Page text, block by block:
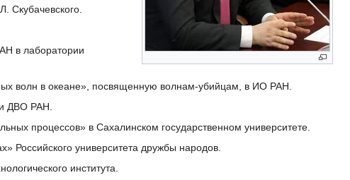
Скубачевского.
в лаборатории
волн в океане», посвященную волнам-убийцам, в ИО РАН.
ДВО РАН.
процессов» в Сахалинском государственном университете.
Российского университета дружбы народов.
института.